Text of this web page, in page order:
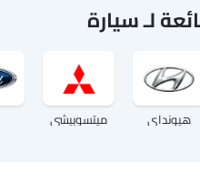
لـ سيارة
هيونداي ميتسوبيشي